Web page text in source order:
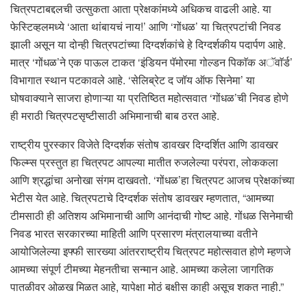
चित्रपटाबद्दलची उत्सुकता आता प्रेक्षकांमध्ये अधिकच वाढली आहे. या
फेस्टिव्हलमध्ये ‘आता थांबायचं नाय!’ आणि ‘गोंधळ’ या चित्रपटांची निवड
झाली असून या दोन्ही चित्रपटांच्या दिग्दर्शकांचे हे दिग्दर्शकीय पदार्पण आहे.
मात्र ‘गोंधळ’ने एक पाऊल टाकत ‘इंडियन पॅमोरमा गोल्डन पिकाॅक अॅवाॅर्ड’
विभागात स्थान पटकावले आहे. ‘सेलिब्रेट द जॉय ऑफ सिनेमा’ या
घोषवाक्याने साजरा होणाऱ्या या प्रतिष्ठित महोत्सवात ‘गोंधळ’ची निवड होणे
ही मराठी चित्रपटसृष्टीसाठी अभिमानाची बाब ठरत आहे.
राष्ट्रीय पुरस्कार विजेते दिग्दर्शक संतोष डावखर दिग्दर्शित आणि डावखर
फिल्म्स प्रस्तुत हा चित्रपट आपल्या मातीत रुजलेल्या परंपरा, लोककला
आणि श्रद्धांचा अनोखा संगम दाखवतो. ‘गोंधळ’हा चित्रपट आजच प्रेक्षकांच्या
भेटीस येत आहे. चित्रपटाचे दिग्दर्शक संतोष डावखर म्हणतात, “आमच्या
टीमसाठी ही अतिशय अभिमानाची आणि आनंदाची गोष्ट आहे. गोंधळ सिनेमाची
निवड भारत सरकारच्या माहिती आणि प्रसारण मंत्रालयाच्या वतीने
आयोजिलेल्या इफ्फी सारख्या आंतरराष्ट्रीय चित्रपट महोत्सवात होणे म्हणजे
आमच्या संपूर्ण टीमच्या मेहनतीचा सन्मान आहे. आमच्या कलेला जागतिक
पातळीवर ओळख मिळत आहे, यापेक्षा मोठं बक्षीस काही असूच शकत नाही.”